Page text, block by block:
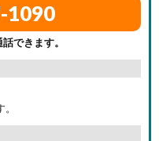
1090
できます。